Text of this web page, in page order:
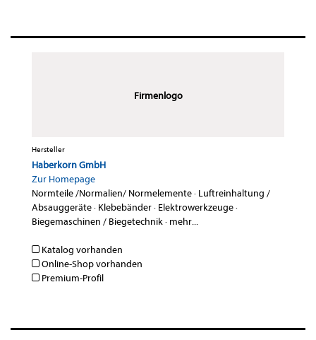
Firmenlogo
Hersteller
Haberkorn GmbH
Zur Homepage
Normteile /Normalien/ Normelemente· Luftreinhaltung /
Absauggeräte· Klebebänder· Elektrowerkzeuge·
Biegemaschinen / Biegetechnik· mehr...
Katalog vorhanden
Online-Shop vorhanden
Premium-Profil